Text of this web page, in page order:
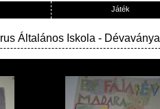
Játék
Általános Iskola -